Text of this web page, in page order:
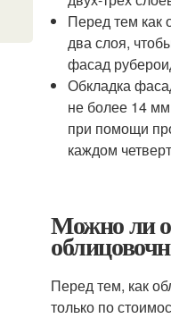
Перед тем как
два слоя,
фасад
Обкладка
не более 14
при помощи
каждом
Можно ли
Перед тем, как
только по